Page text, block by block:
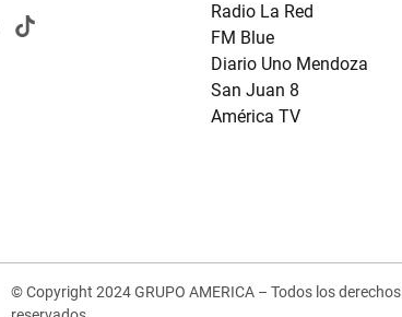
Radio La Red
FM Blue
Diario Uno Mendoza
San Juan 8
América TV
© Copyright 2024 GRUPO AMERICA – Todos los derechos